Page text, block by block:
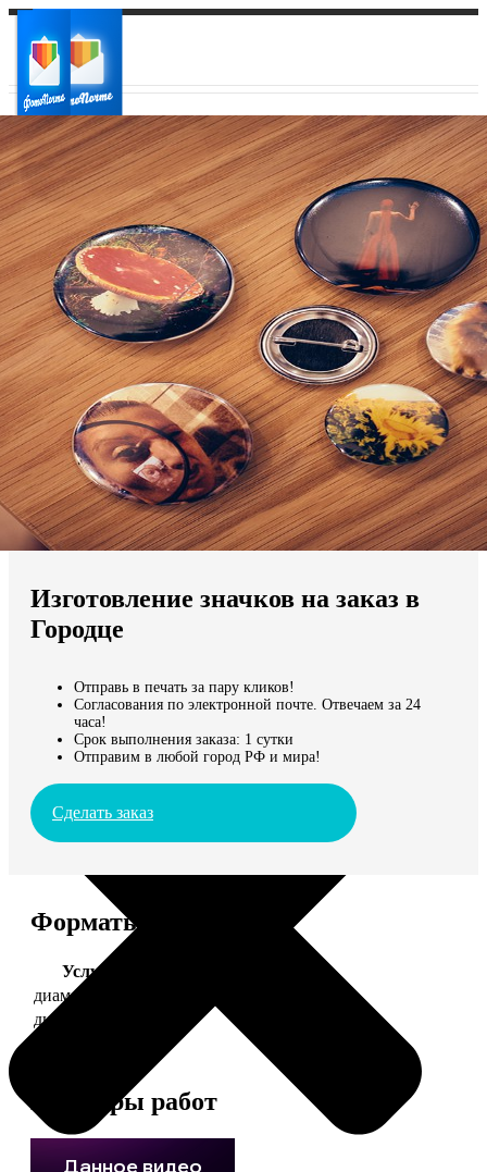
Ваш город:
Ваш регион доставки
Выберите из списка:
Мы доставляем по всему миру
Продолжить без города
Изготовление значков на заказ в
Городце
Отправь в печать за пару кликов!
Согласования по электронной почте. Отвечаем за 24
часа!
Срок выполнения заказа: 1 сутки
Отправим в любой город РФ и мира!
Сделать заказ
Форматы и цены
Услуга
диаметр 37 мм
диаметр 56 мм
Примеры работ